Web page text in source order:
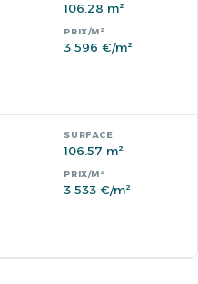
106.28 m²
3 596 €/m²
106.57 m²
3 533 €/m²